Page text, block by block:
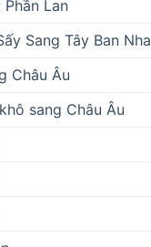
Lan
Sang Tây Ban Nha
Châu Âu
sang Châu Âu